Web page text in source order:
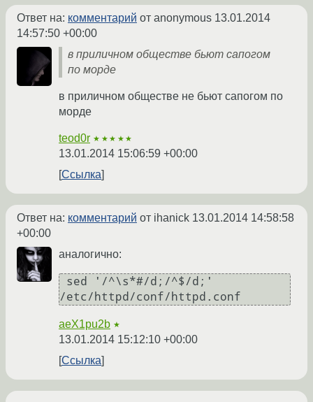
Ответ на: комментарий от anonymous 13.01.2014
14:57:50 +00:00
в приличном обществе бьют сапогом
по морде
в приличном обществе не бьют сапогом по
морде
teod0r ★★★★★
13.01.2014 15:06:59 +00:00
Ссылка
Ответ на: комментарий от ihanick 13.01.2014 14:58:58
+00:00
аналогично:
/etc/httpd/conf/httpd.conf
aeX1pu2b ★
13.01.2014 15:12:10 +00:00
Ссылка